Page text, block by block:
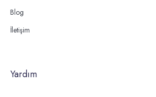
Blog
İletişim
Yardım